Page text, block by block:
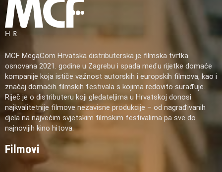
MCF MegaCom Hrvatska distributerska je filmska tvrtka
osnovana 2021. godine u Zagrebu i spada među rijetke domaće
kompanije koja ističe važnost autorskih i europskih filmova, kao i
značaj domaćih filmskih festivala s kojima redovito surađuje.
Riječ je o distributeru koji gledateljima u Hrvatskoj donosi
najkvalitetnije filmove nezavisne produkcije – od nagrađivanih
djela na najvećim svjetskim filmskim festivalima pa sve do
najnovijih kino hitova.
Filmovi